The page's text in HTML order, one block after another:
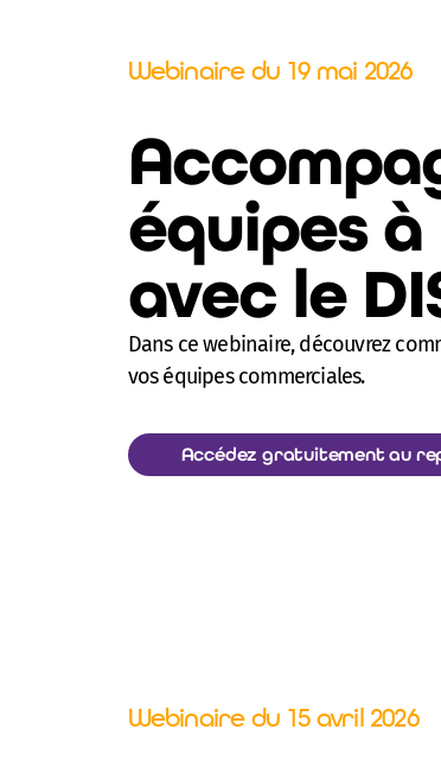
Webinaire du 19 mai 2026
équipes
avec le
Dans ce webinaire, découvrez
vos équipes commerciales.
Accédez gratuitement au
Webinaire du 15 avril 2026